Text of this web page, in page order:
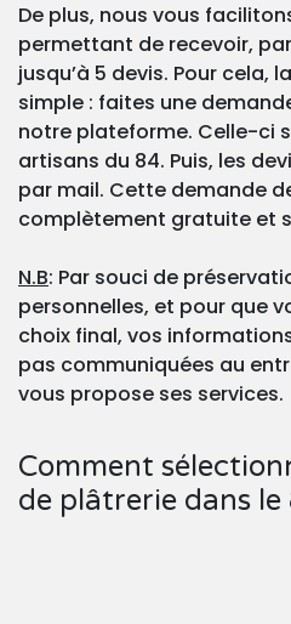
De plus, nous vous
permettant de recevoir,
jusqu’à 5 devis. Pour cela,
simple : faites une
notre plateforme. Celle-ci
artisans du 84. Puis, les
par mail. Cette demande
complètement gratuite et
N.B: Par souci de
personnelles, et pour que
choix final, vos
pas communiquées au
vous propose ses services.
Comment
de plâtrerie dans le